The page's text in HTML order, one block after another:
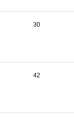
30
42